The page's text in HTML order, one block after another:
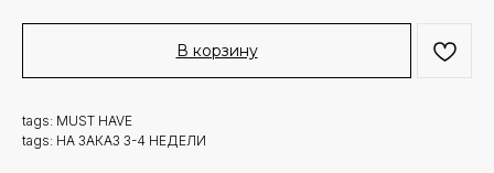
В корзину
tags: MUST HAVE
tags: НА ЗАКАЗ 3-4 НЕДЕЛИ